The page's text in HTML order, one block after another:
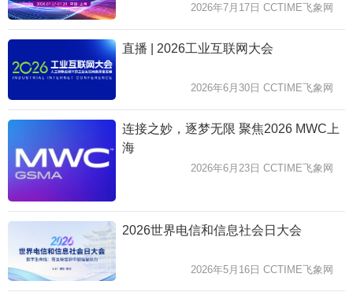
2026年7月17日 CCTIME飞象网
直播 | 2026工业互联网大会
2026年6月30日 CCTIME飞象网
连接之妙，逐梦无限 聚焦2026 MWC上
海
2026年6月23日 CCTIME飞象网
2026世界电信和信息社会日大会
2026年5月16日 CCTIME飞象网